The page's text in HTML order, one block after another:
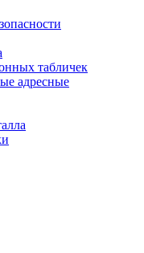
табличек
адресные